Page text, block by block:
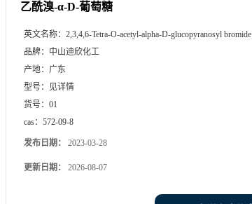
乙酰溴-α-D-葡萄糖
英文名称： 2,3,4,6-Tetra-O-acetyl-alpha-D-glucopyranosyl bromide
品牌： 中山迪欣化工
产地： 广东
型号：
见详情
货号： 01
cas： 572-09-8
发布日期： 2023-03-28
更新日期： 2026-08-07